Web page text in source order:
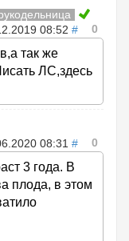
08:52 # 0
так же
ЛС,здесь
08:31 # 0
3 года. В
плода, в этом